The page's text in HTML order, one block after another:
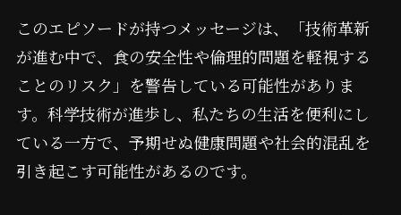
このエピソードが持つメッセージは、「技術革新
が進む中で、食の安全性や倫理的問題を軽視する
ことのリスク」を警告している可能性がありま
す。科学技術が進歩し、私たちの生活を便利にし
ている一方で、予期せぬ健康問題や社会的混乱を
引き起こす可能性があるのです。